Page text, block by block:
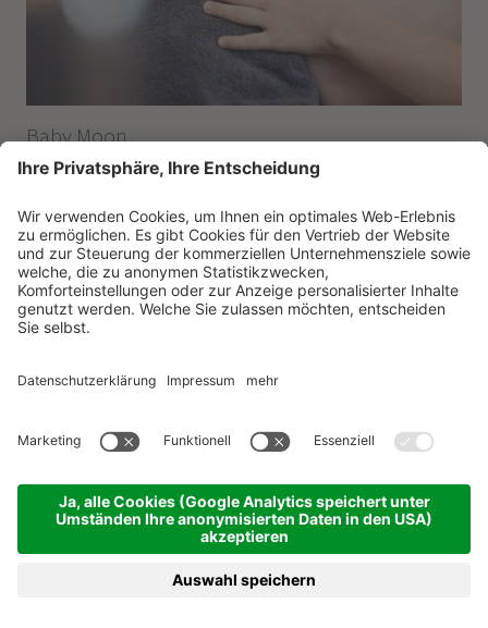
Baby Moon
DAS GERSTL Alpine Retreat ****s
vom 02.08.2026 bis 13.12.2027
7 Übernachtungen
ab 1.250,00 €